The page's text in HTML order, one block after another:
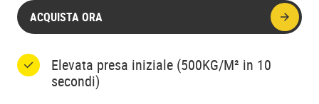
ACQUISTA ORA
Elevata presa iniziale (500KG/M² in 10
secondi)